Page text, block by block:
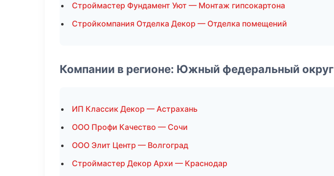
Строймастер Фундамент Уют — Монтаж гипсокартона
Стройкомпания Отделка Декор — Отделка помещений
Компании в регионе: Южный федеральный округ
ИП Классик Декор — Астрахань
ООО Профи Качество — Сочи
ООО Элит Центр — Волгоград
Строймастер Декор Архи — Краснодар